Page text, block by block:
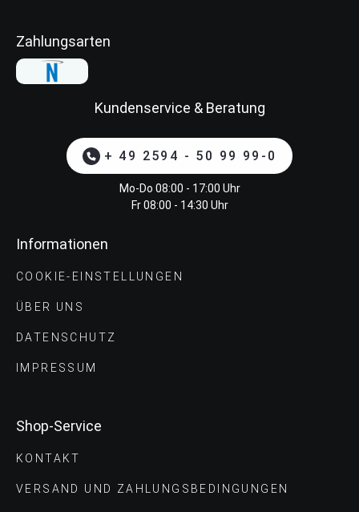
Zahlungsarten
Kundenservice & Beratung
+ 49 2594 - 50 99 99-0
Mo-Do 08:00 - 17:00 Uhr
Fr 08:00 - 14:30 Uhr
Informationen
COOKIE-EINSTELLUNGEN
ÜBER UNS
DATENSCHUTZ
IMPRESSUM
Shop-Service
KONTAKT
VERSAND UND ZAHLUNGS­BEDINGUNGEN